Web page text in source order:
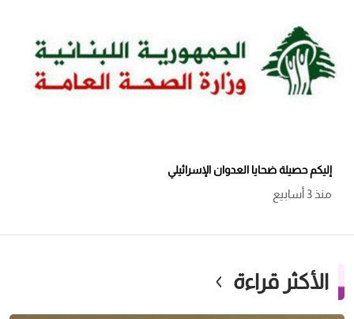
إليكم حصيلة ضحايا العدوان الإسرائيلي
منذ 3 أسابيع
الأكثر قراءة